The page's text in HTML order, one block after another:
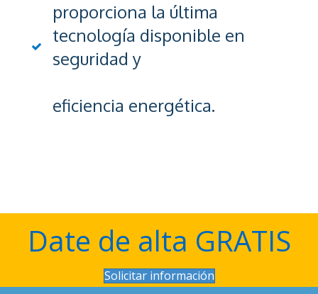
proporciona la última
tecnología disponible en
seguridad y
eficiencia energética.
Date de alta GRATIS
Solicitar información